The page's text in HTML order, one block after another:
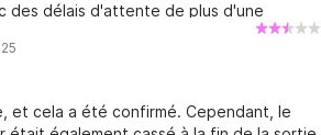
des délais d'attente de plus d'une
à l'heure (plus de 15 minutes de
En plus de cela : Le bateau était à
sans permis. Le capitaine et le copilote,
et cela a été confirmé. Cependant, le